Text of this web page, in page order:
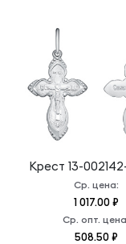
Крест 13-
Ср. цена:
1 017.00 ₽
Ср. опт.
508.50 ₽